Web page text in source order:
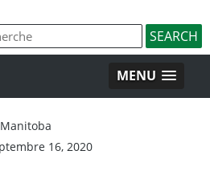
MENU
16, 2020